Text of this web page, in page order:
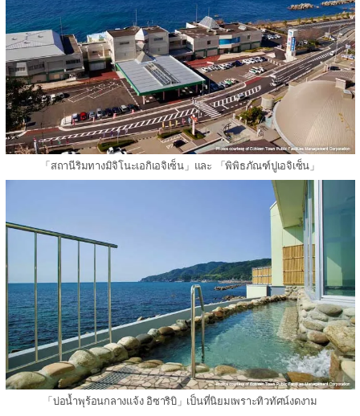
「สถานีริมทางมิจิโนะเอกิเอจิเซ็น」และ 「พิพิธภัณฑ์ปูเอจิเซ็น」
「บ่อน้ำพุร้อนกลางแจ้ง อิซาริบิ」เป็นที่นิยมเพราะทิวทัศน์งดงาม